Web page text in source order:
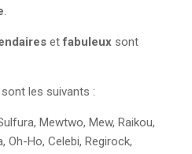
etfabuleux sont
les suivants :
Mewtwo, Mew, Raikou,
Oh-Ho, Celebi, Regirock,